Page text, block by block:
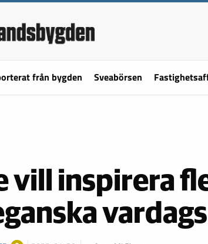
från bygden Sveabörsen
vill inspirera